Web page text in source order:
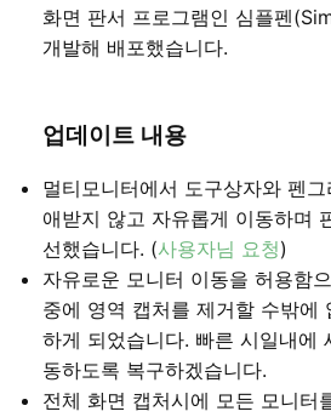
화면 판서 프로그램인 심플펜
개발해 배포했습니다.
업데이트 내용
멀티모니터에서 도구상자와 펜
애받지 않고 자유롭게 이동하며
선했습니다. (사용자님 요청)
자유로운 모니터 이동을 허용함
중에 영역 캡처를 제거할 수밖에
하게 되었습니다. 빠른 시일내에
동하도록 복구하겠습니다.
전체 화면 캡처시에 모든 모니터